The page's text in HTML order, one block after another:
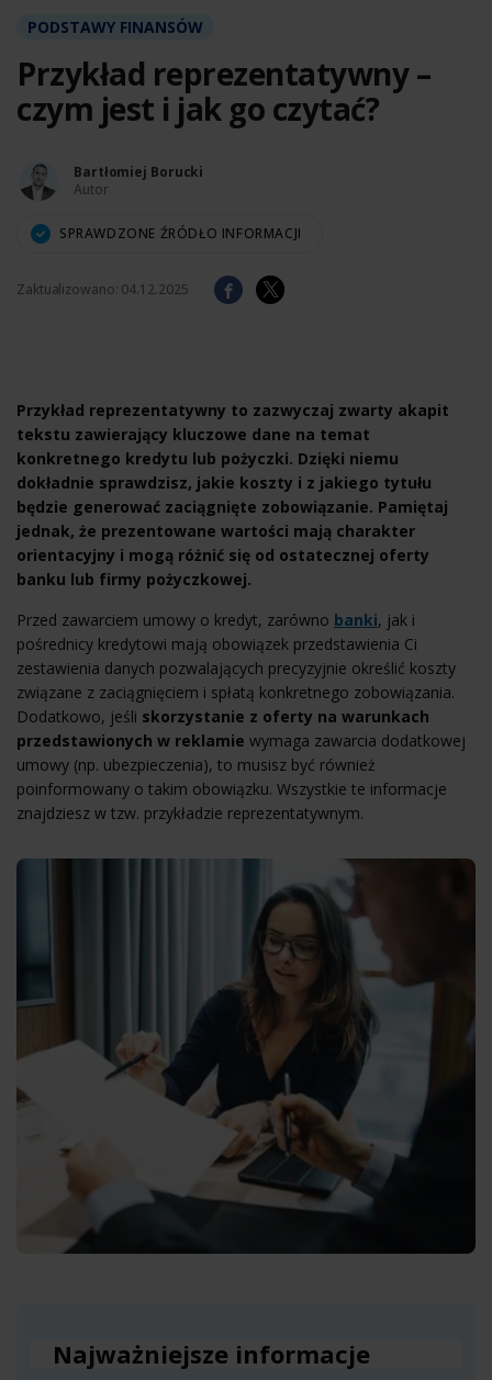
PODSTAWY FINANSÓW
Przykład reprezentatywny –
czym jest i jak go czytać?
Bartłomiej Borucki
Autor
SPRAWDZONE ŹRÓDŁO INFORMACJI
Zaktualizowano: 04.12.2025
Przykład reprezentatywny to zazwyczaj zwarty akapit
tekstu zawierający kluczowe dane na temat
konkretnego kredytu lub pożyczki. Dzięki niemu
dokładnie sprawdzisz, jakie koszty i z jakiego tytułu
będzie generować zaciągnięte zobowiązanie. Pamiętaj
jednak, że prezentowane wartości mają charakter
orientacyjny i mogą różnić się od ostatecznej oferty
banku lub firmy pożyczkowej.
Przed zawarciem umowy o kredyt, zarówno banki, jak i
pośrednicy kredytowi mają obowiązek przedstawienia Ci
zestawienia danych pozwalających precyzyjnie określić koszty
związane z zaciągnięciem i spłatą konkretnego zobowiązania.
Dodatkowo, jeśli skorzystanie z oferty na warunkach
przedstawionych w reklamie wymaga zawarcia dodatkowej
umowy (np. ubezpieczenia), to musisz być również
poinformowany o takim obowiązku. Wszystkie te informacje
znajdziesz w tzw. przykładzie reprezentatywnym.
Najważniejsze informacje